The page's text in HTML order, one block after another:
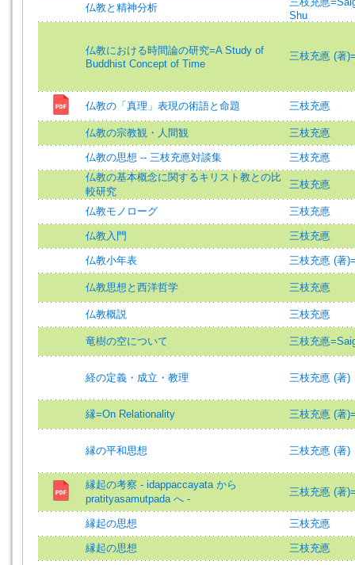
仏教と精神分析
Shu
仏教における時間論の研究=A Study of
Buddhist Concept of Time
三枝充悳 (著
仏教の「真理」表現の術語と命題 三枝充悳
仏教の宗教観・人間観 三枝充悳
仏教の思想 -- 三枝充悳対談集
三枝充悳
仏教の基本概念に関するキリスト教との比
較研究
三枝充悳
仏教モノローグ 三枝充悳
仏教入門 三枝充悳
仏教小年表 三枝充悳 (著
仏教思想と西洋哲学 三枝充悳
仏教概説 三枝充悳
竜樹の空について 三枝充悳
経の定義・成立・教理 三枝充悳 (著)
縁=On Relationality 三枝充悳 (著
縁の平和思想 三枝充悳 (著)
縁起の考察 - idappaccayata から
pratityasamutpada へ -
三枝充悳 (著
縁起の思想 三枝充悳
縁起の思想 三枝充悳